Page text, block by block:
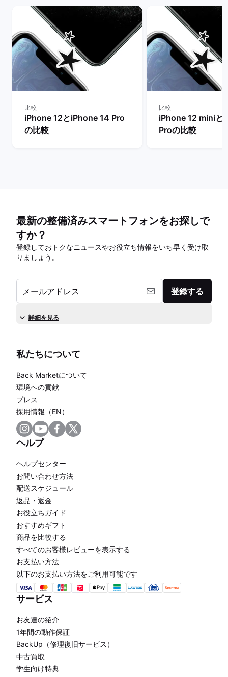
比較
iPhone 12とiPhone 14 Pro
の比較
比較
iPhone 12 miniと
Proの比較
最新の整備済みスマートフォンをお探しで
すか？
登録しておトクなニュースやお役立ち情報をいち早く受け取
りましょう。
メールアドレス 登録する
詳細を見る
私たちについて
Back Marketについて
環境への貢献
プレス
採用情報（EN）
ヘルプ
ヘルプセンター
お問い合わせ方法
配送スケジュール
返品・返金
お役立ちガイド
おすすめギフト
商品を比較する
すべてのお客様レビューを表示する
お支払い方法
以下のお支払い方法をご利用可能です
サービス
お友達の紹介
1年間の動作保証
BackUp（修理復旧サービス）
中古買取
学生向け特典